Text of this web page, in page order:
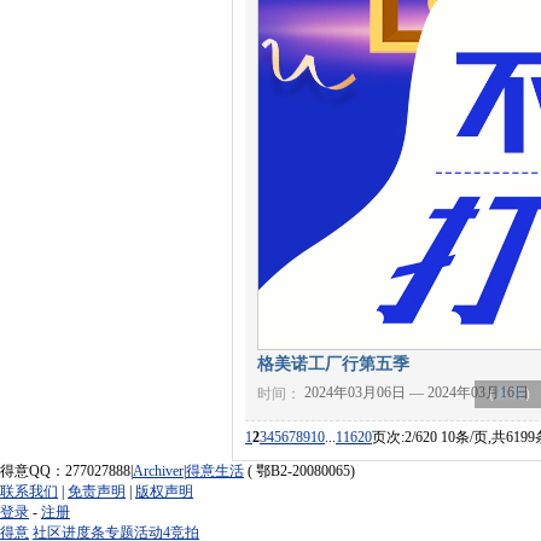
格美诺工厂行第五季
时间： 2024年03月06日 — 2024年03月16日
（家装）
12345678910 11620页次:2/620 10条/页,共6199
得意QQ：277027888|Archiver|得意生活 ( 鄂B2-20080065)
联系我们 | 免责声明 | 版权声明
登录 - 注册
得意 社区进度条专题活动4竞拍